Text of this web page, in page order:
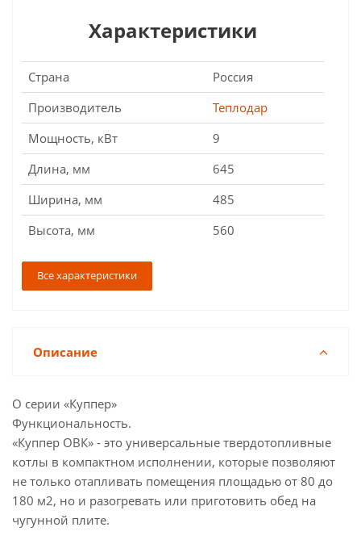
Характеристики
Страна
Россия
Производитель
Теплодар
Мощность, кВт
9
Длина, мм
645
Ширина, мм
485
Высота, мм
560
Все характеристики
Описание
О серии «Куппер»
Функциональность.
«Куппер ОВК» - это универсальные твердотопливные
котлы в компактном исполнении, которые позволяют
не только отапливать помещения площадью от 80 до
180 м2, но и разогревать или приготовить обед на
чугунной плите.